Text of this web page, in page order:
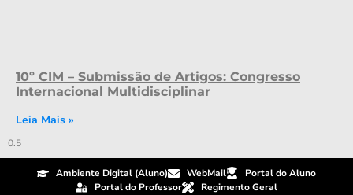
10º CIM – Submissão de Artigos: Congresso
Internacional Multidisciplinar
Leia Mais »
Ambiente Digital (Aluno) WebMail
Portal do Aluno
Portal do Professor
Regimento Geral